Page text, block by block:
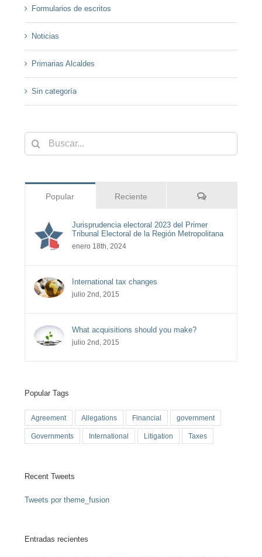
Formularios de escritos
Noticias
Primarias Alcaldes
Sin categoría
Buscar:
Popular Reciente Comentarios
Jurisprudencia electoral 2023 del Primer
Tribunal Electoral de la Región Metropolitana
enero 18th, 2024
International tax changes
julio 2nd, 2015
What acquisitions should you make?
julio 2nd, 2015
Popular Tags
Agreement Allegations Financial government
Governments International Litigation Taxes
Recent Tweets
Tweets por theme_fusion
Entradas recientes